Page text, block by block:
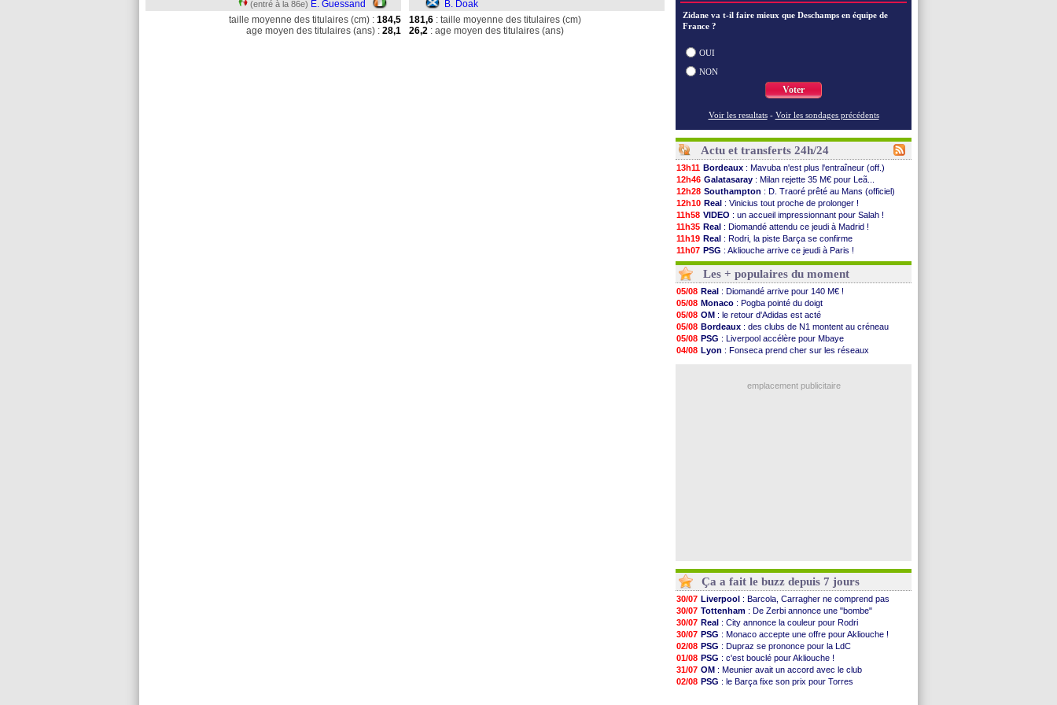
(entré à la 86e) E. Guessand
B. Doak
taille moyenne des titulaires (cm) : 184,5
age moyen des titulaires (ans) : 28,1
181,6 : taille moyenne des titulaires (cm)
26,2 : age moyen des titulaires (ans)
Zidane va t-il faire mieux que Deschamps en équipe de
France ?
OUI
NON
Voter
Voir les resultats - Voir les sondages précédents
Actu et transferts 24h/24
13h11 Bordeaux : Mavuba n'est plus l'entraîneur (off.)
12h46 Galatasaray : Milan rejette 35 M€ pour Leã...
12h28 Southampton : D. Traoré prêté au Mans (officiel)
12h10 Real : Vinicius tout proche de prolonger !
11h58 VIDEO : un accueil impressionnant pour Salah !
11h35 Real : Diomandé attendu ce jeudi à Madrid !
11h19 Real : Rodri, la piste Barça se confirme
11h07 PSG : Akliouche arrive ce jeudi à Paris !
10h53 Médias: la Liga quitte beIN Sports !
10h36
PSG : pas d'inquiétude pour Rafael Pol
10h13 Real: ça se complique pour Rodri !
09h51
Barça: Ferran Torres donne son feu vert au ...
09h32
FIFA: des excuses après le projet
09h11
Abha : c'est fait pour Fekir (officiel)
08h57
Real: réponse imminente de Vinicius
08h39
Arsenal : Nørgaard transféré à Everton (off.)
08h22
Al-Ahli : Deschamps a discuté !
: Zabiri n'est pas fan de la L1
Les + populaires du moment
05/08 Real : Diomandé arrive pour 140 M€ !
05/08 Monaco : Pogba pointé du doigt
05/08 OM : le retour d'Adidas est acté
05/08 Bordeaux : des clubs de N1 montent au créneau
05/08 PSG : Liverpool accélère pour Mbaye
04/08 Lyon : Fonseca prend cher sur les réseaux
emplacement publicitaire
Ça a fait le buzz depuis 7 jours
30/07 Liverpool : Barcola, Carragher ne comprend pas
30/07 Tottenham : De Zerbi annonce une "bombe"
30/07 Real : City annonce la couleur pour Rodri
30/07 PSG : Monaco accepte une offre pour Akliouche !
02/08 PSG : Dupraz se prononce pour la LdC
01/08 PSG : c'est bouclé pour Akliouche !
31/07 OM : Meunier avait un accord avec le club
02/08 PSG : le Barça fixe son prix pour Torres